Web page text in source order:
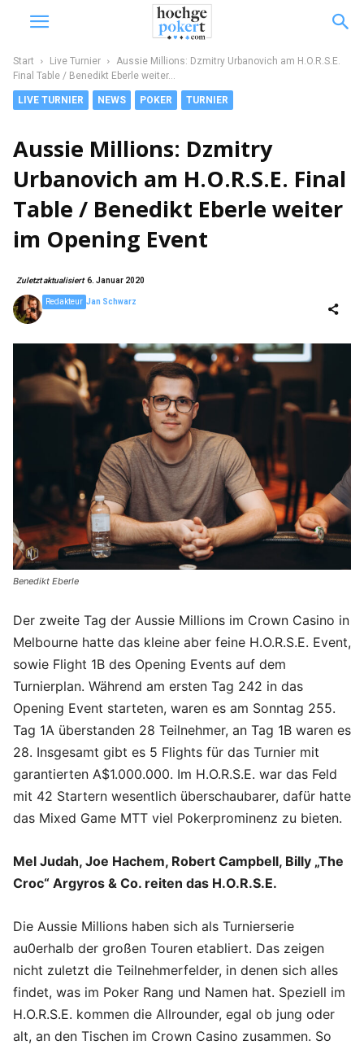
Start Live Turnier
Aussie Millions: Dzmitry Urbanovich am H.O.R.S.E.
Final Table / Benedikt Eberle weiter...
LIVE TURNIER NEWS POKER TURNIER
Aussie Millions: Dzmitry
Urbanovich am H.O.R.S.E. Final
Table / Benedikt Eberle weiter
im Opening Event
Zuletzt aktualisiert6. Januar 2020
Jan Schwarz
Redakteur
Benedikt Eberle
Der zweite Tag der Aussie Millions im Crown Casino in
Melbourne hatte das kleine aber feine H.O.R.S.E. Event,
sowie Flight 1B des Opening Events auf dem
Turnierplan. Während am ersten Tag 242 in das
Opening Event starteten, waren es am Sonntag 255.
Tag 1A überstanden 28 Teilnehmer, an Tag 1B waren es
28. Insgesamt gibt es 5 Flights für das Turnier mit
garantierten A$1.000.000. Im H.O.R.S.E. war das Feld
mit 42 Startern wesentlich überschaubarer, dafür hatte
das Mixed Game MTT viel Pokerprominenz zu bieten.
Mel Judah, Joe Hachem, Robert Campbell, Billy „The
Croc“ Argyros & Co. reiten das H.O.R.S.E.
Die Aussie Millions haben sich als Turnierserie
au0erhalb der großen Touren etabliert. Das zeigen
nicht zuletzt die Teilnehmerfelder, in denen sich alles
findet, was im Poker Rang und Namen hat. Speziell im
H.O.R.S.E. kommen die Allrounder, egal ob jung oder
alt, an den Tischen im Crown Casino zusammen. So